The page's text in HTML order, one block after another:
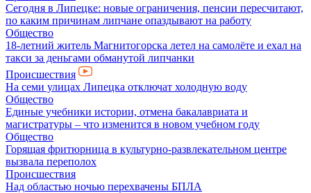
Сегодня в Липецке: новые ограничения, пенсии пересчитают,
по каким причинам липчане опаздывают на работу
Общество
18-летний житель Магнитогорска летел на самолёте и ехал на
такси за деньгами обманутой липчанки
Происшествия
На семи улицах Липецка отключат холодную воду
Общество
Единые учебники истории, отмена бакалавриата и
магистратуры – что изменится в новом учебном году
Общество
Горящая фритюрница в культурно-развлекательном центре
вызвала переполох
Происшествия
Над областью ночью перехвачены БПЛА